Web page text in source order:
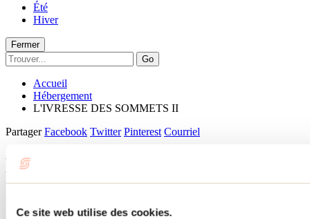
Ce site web utilise des cookies.
Été
Hiver
Fermer
Go
Accueil
Hébergement
L'IVRESSE DES SOMMETS II
Partager Facebook Twitter Pinterest Courriel
L'IVRESSE DES SOMMETS
II